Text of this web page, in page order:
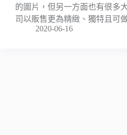
的圖片，但另一方面也有很多
司以販售更為精緻、獨特且可
2020-06-16